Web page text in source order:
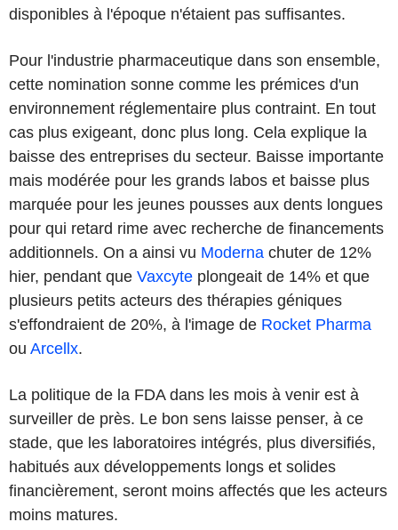
disponibles à l'époque n'étaient pas suffisantes.
Pour l'industrie pharmaceutique dans son ensemble,
cette nomination sonne comme les prémices d'un
environnement réglementaire plus contraint. En tout
cas plus exigeant, donc plus long. Cela explique la
baisse des entreprises du secteur. Baisse importante
mais modérée pour les grands labos et baisse plus
marquée pour les jeunes pousses aux dents longues
pour qui retard rime avec recherche de financements
additionnels. On a ainsi vu Moderna chuter de 12%
hier, pendant que Vaxcyte plongeait de 14% et que
plusieurs petits acteurs des thérapies géniques
s'effondraient de 20%, à l'image de Rocket Pharma
ou Arcellx.
La politique de la FDA dans les mois à venir est à
surveiller de près. Le bon sens laisse penser, à ce
stade, que les laboratoires intégrés, plus diversifiés,
habitués aux développements longs et solides
financièrement, seront moins affectés que les acteurs
moins matures.